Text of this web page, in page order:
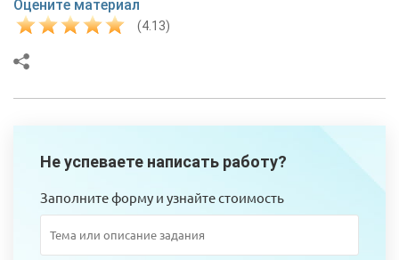
Оцените материал
(4.13)
Не успеваете написать работу?
Заполните форму и узнайте стоимость